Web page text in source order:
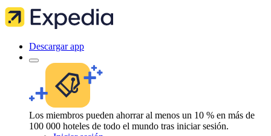
Descargar app
Los miembros pueden ahorrar al menos un 10 % en más de
100 000 hoteles de todo el mundo tras iniciar sesión.